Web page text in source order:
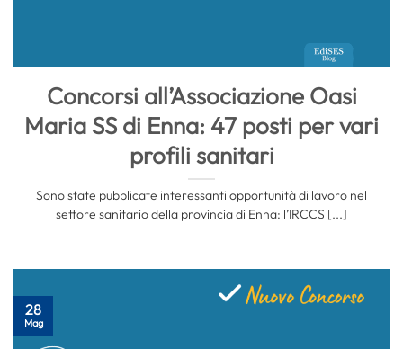
Concorsi all’Associazione Oasi
Maria SS di Enna: 47 posti per vari
profili sanitari
Sono state pubblicate interessanti opportunità di lavoro nel
settore sanitario della provincia di Enna: l’IRCCS [...]
28
Mag